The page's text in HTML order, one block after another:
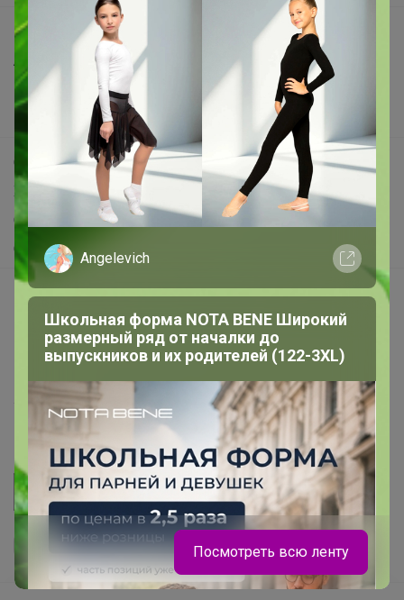
Все предложения
Анонсы
Новости
Поддержка альпак
Самое выгодное
Хиты продаж
Самое желанное
Самое быстрое
Начать зарабатывать с 24-ok
Picabox.ru - Лучшее место для ваших изображений
Розыгрыш - Генератор случайных чисел
Пульс нашего маркетплейса
Укорачиватель ссылок
Angelevich
Школьная форма NOTA BENE Широкий
размерный ряд от началки до
выпускников и их родителей (122-3XL)
Посмотреть всю ленту